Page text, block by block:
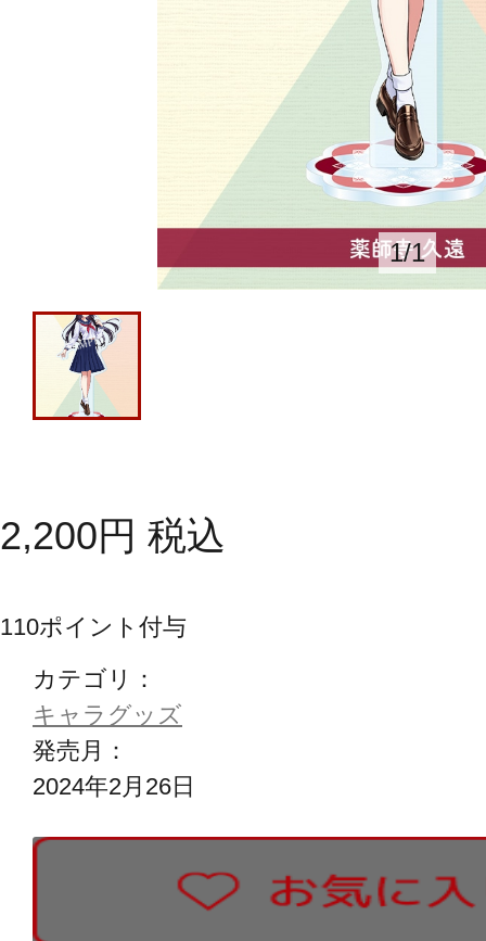
1/1
2,200円 税込
110ポイント付与
カテゴリ：
キャラグッズ
発売月：
2024年2月26日